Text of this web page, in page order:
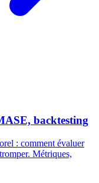
backtesting
: comment évaluer
Métriques,